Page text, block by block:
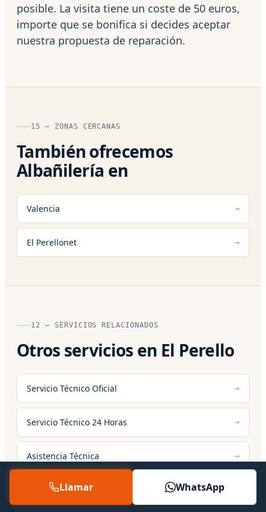
posible. La visita tiene un coste de 50 euros,
importe que se bonifica si decides aceptar
nuestra propuesta de reparación.
15 — ZONAS CERCANAS
También ofrecemos
Albañilería en
Valencia
El Perellonet
12 — SERVICIOS RELACIONADOS
Otros servicios en El Perello
Servicio Técnico Oficial
Servicio Técnico 24 Horas
Asistencia Técnica
Llamar WhatsApp